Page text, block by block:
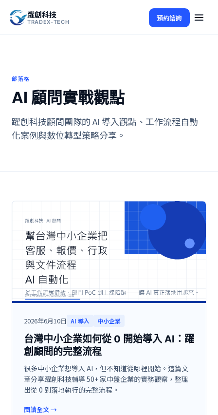
躍創科技
TRADEX-TECH 預約諮詢
部落格
AI 顧問實戰觀點
躍創科技顧問團隊的 AI 導入觀點、工作流程自動
化案例與數位轉型策略分享。
2026年6月10日 AI 導入 中小企業
台灣中小企業如何從 0 開始導入 AI：躍
創顧問的完整流程
很多中小企業想導入 AI，但不知道從哪裡開始。這篇文
章分享躍創科技輔導 50+ 家中盤企業的實務觀察，整理
出從 0 到落地執行的完整流程。
閱讀全文→